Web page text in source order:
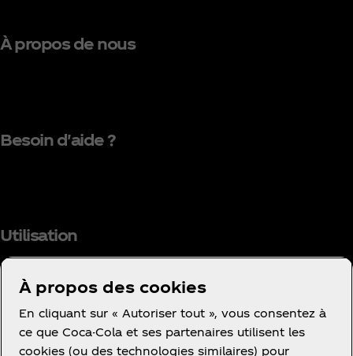
À propos de nous
Besoin d'aide ?
Utilisation
Facebook
Instagram
Youtube
À propos des cookies
En cliquant sur « Autoriser tout », vous consentez à
ce que Coca-Cola et ses partenaires utilisent les
cookies (ou des technologies similaires) pour